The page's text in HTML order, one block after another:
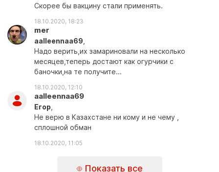
Скорее бы вакцину стали применять.
18.10.2020, 18:23
mer
aalleennaa69
Надо верить,их замариновали на несколько
месяцев,теперь достают как огурчики с
баночки,на те получите...
18.10.2020, 12:10
aalleennaa69
Егоp
Не верю в Казахстане ни кому и не чему ,
сплошной обман
18.10.2020, 11:05
Показать все